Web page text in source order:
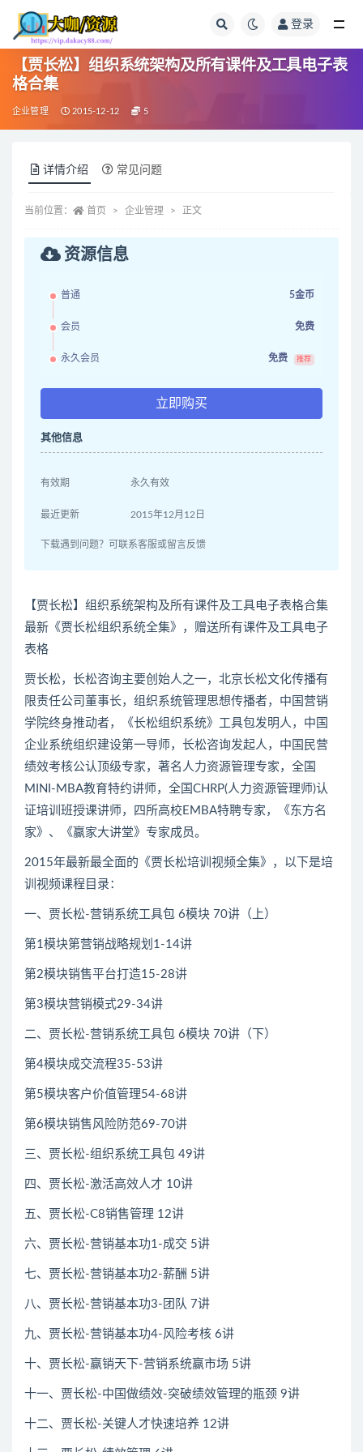
登录
【贾长松】组织系统架构及所有课件及工具电子表
格合集
企业管理 2015-12-12 5
详情介绍 常见问题
当前位置： 首页 企业管理 正文
资源信息
普通 5金币
会员 免费
永久会员 免费 推荐
立即购买
其他信息
有效期 永久有效
最近更新 2015年12月12日
下载遇到问题？可联系客服或留言反馈
【贾长松】组织系统架构及所有课件及工具电子表格合集
最新《贾长松组织系统全集》，赠送所有课件及工具电子
表格
贾长松，长松咨询主要创始人之一，北京长松文化传播有
限责任公司董事长，组织系统管理思想传播者，中国营销
学院终身推动者，《长松组织系统》工具包发明人，中国
企业系统组织建设第一导师，长松咨询发起人，中国民营
绩效考核公认顶级专家，著名人力资源管理专家，全国
MINI-MBA教育特约讲师，全国CHRP(人力资源管理师)认
证培训班授课讲师，四所高校EMBA特聘专家，《东方名
家》、《赢家大讲堂》专家成员。
2015年最新最全面的《贾长松培训视频全集》，以下是培
训视频课程目录：
一、贾长松-营销系统工具包 6模块 70讲（上）
第1模块第营销战略规划1-14讲
第2模块销售平台打造15-28讲
第3模块营销模式29-34讲
二、贾长松-营销系统工具包 6模块 70讲（下）
第4模块成交流程35-53讲
第5模块客户价值管理54-68讲
第6模块销售风险防范69-70讲
三、贾长松-组织系统工具包 49讲
四、贾长松-激活高效人才 10讲
五、贾长松-C8销售管理 12讲
六、贾长松-营销基本功1-成交 5讲
七、贾长松-营销基本功2-薪酬 5讲
八、贾长松-营销基本功3-团队 7讲
九、贾长松-营销基本功4-风险考核 6讲
十、贾长松-赢销天下-营销系统赢市场 5讲
十一、贾长松-中国做绩效-突破绩效管理的瓶颈 9讲
十二、贾长松-关键人才快速培养 12讲
全部